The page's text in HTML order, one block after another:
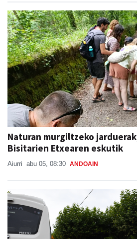
Naturan murgiltzeko
Bisitarien Etxearen eskutik
Aiurri abu 05, 08:30 ANDOAIN